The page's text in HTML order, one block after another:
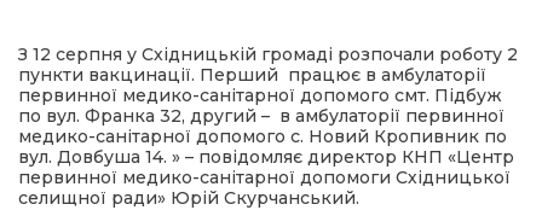
З 12 серпня у Східницькій громаді розпочали роботу 2
пункти вакцинації. Перший працює в амбулаторії
первинної медико-санітарної допомого смт. Підбуж
по вул. Франка 32, другий – в амбулаторії первинної
медико-санітарної допомого с. Новий Кропивник по
вул. Довбуша 14. » – повідомляє директор КНП «Центр
первинної медико-санітарної допомоги Східницької
селищної ради» Юрій Скурчанський.